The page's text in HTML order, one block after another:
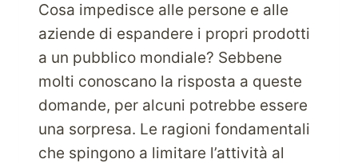
Cosa impedisce alle persone e alle
aziende di espandere i propri prodotti
a un pubblico mondiale? Sebbene
molti conoscano la risposta a queste
domande, per alcuni potrebbe essere
una sorpresa. Le ragioni fondamentali
che spingono a limitare l’attività al